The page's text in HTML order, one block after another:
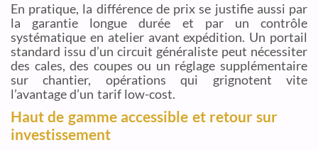
En pratique, la différence de prix se justifie aussi par
la garantie longue durée et par un contrôle
systématique en atelier avant expédition. Un portail
standard issu d’un circuit généraliste peut nécessiter
des cales, des coupes ou un réglage supplémentaire
sur chantier, opérations qui grignotent vite
l’avantage d’un tarif low-cost.
Haut de gamme accessible et retour sur
investissement